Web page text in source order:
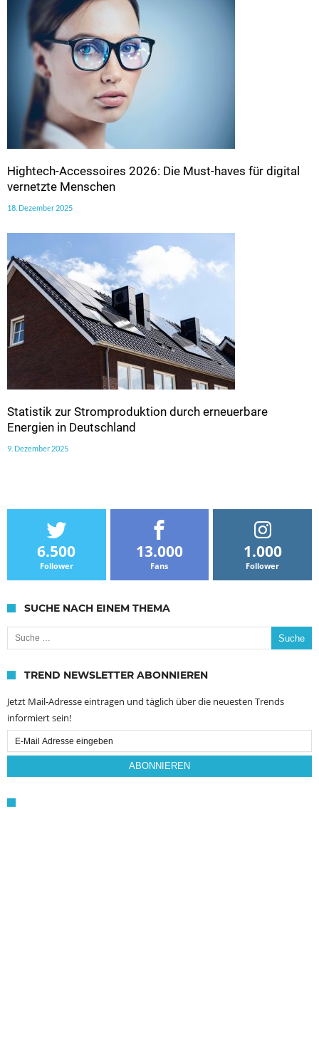
Hightech-Accessoires 2026: Die Must-haves für digital
vernetzte Menschen
18. Dezember 2025
Statistik zur Stromproduktion durch erneuerbare
Energien in Deutschland
9. Dezember 2025
6.500
Follower
13.000
Fans
1.000
Follower
SUCHE NACH EINEM THEMA
Suche nach:
TREND NEWSLETTER ABONNIEREN
Jetzt Mail-Adresse eintragen und täglich über die neuesten Trends
informiert sein!
Email
Subscription
ABONNIEREN